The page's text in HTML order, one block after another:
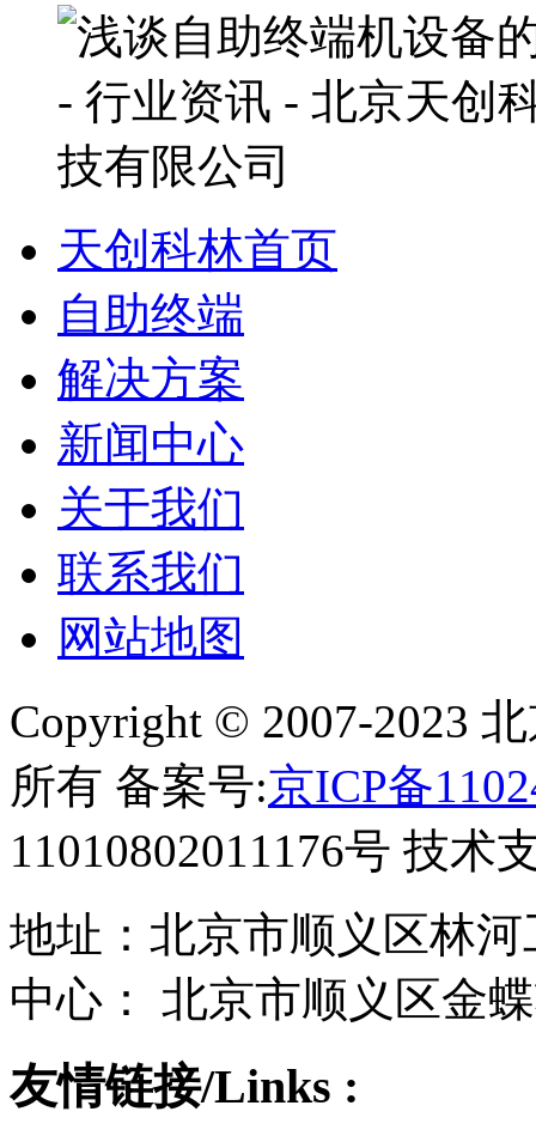
天创科林首页
自助终端
解决方案
新闻中心
关于我们
联系我们
网站地图
Copyright © 2007-2023
所有 备案号:京ICP备
11010802011176号 技术
地址：北京市顺义区林
中心： 北京市顺义区金
友情链接/Links :